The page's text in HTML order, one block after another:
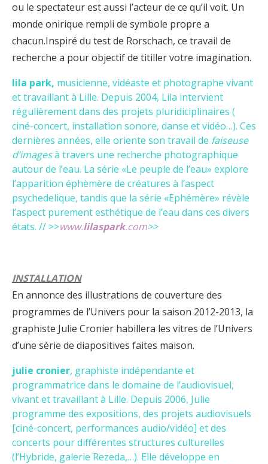
ou le spectateur est aussi l’acteur de ce qu’il voit. Un
monde onirique rempli de symbole propre a
chacun.Inspiré du test de Rorschach, ce travail de
recherche a pour objectif de titiller votre imagination.
lila park, musicienne, vidéaste et photographe vivant
et travaillant à Lille. Depuis 2004, Lila intervient
régulièrement dans des projets pluridiciplinaires (
ciné-concert, installation sonore, danse et vidéo…). Ces
dernières années, elle oriente son travail de faiseuse
d’imagesà travers une recherche photographique
autour de l’eau. La série «Le peuple de l’eau» explore
l’apparition éphèmère de créatures à l’aspect
psychedelique, tandis que la série «Ephémère» révèle
l’aspect purement esthétique de l’eau dans ces divers
états. // >>www.lilaspark.com>>
INSTALLATION
En annonce des illustrations de couverture des
programmes de l’Univers pour la saison 2012-2013, la
graphiste Julie Cronier habillera les vitres de l’Univers
d’une série de diapositives faites maison.
julie cronier, graphiste indépendante et
programmatrice dans le domaine de l’audiovisuel,
vivant et travaillant à Lille. Depuis 2006, Julie
programme des expositions, des projets audiovisuels
[ciné-concert, performances audio/vidéo] et des
concerts pour différentes structures culturelles
(l’Hybride, galerie Rezeda,…). Elle développe en